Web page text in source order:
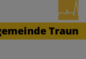
Traun